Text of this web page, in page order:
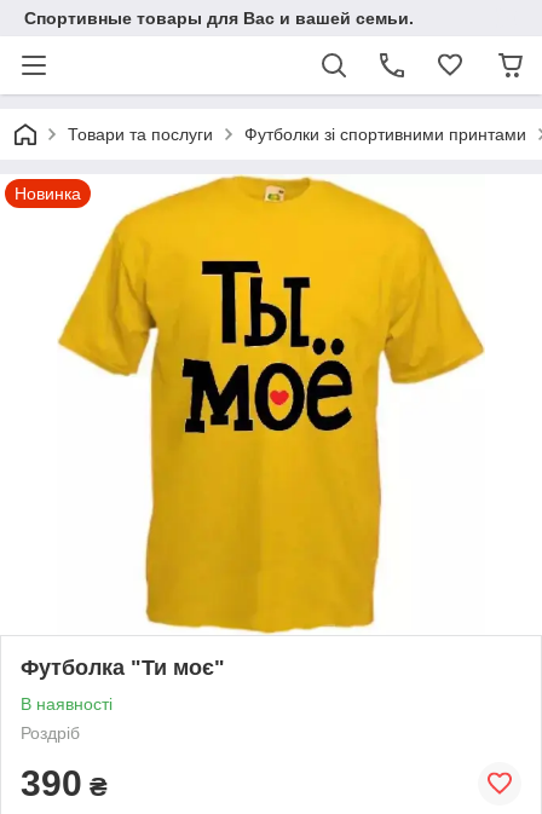
Спортивные товары для Вас и вашей семьи.
Товари та послуги Футболки зі спортивними принтами
Новинка
Футболка "Ти моє"
В наявності
Роздріб
390 ₴